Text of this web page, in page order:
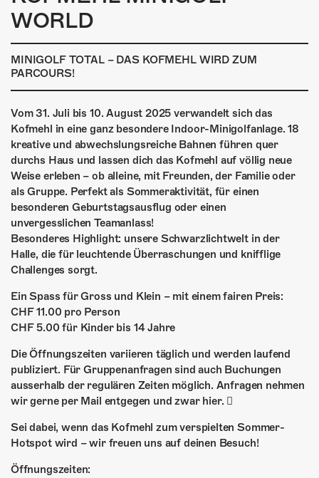
INFOS
KONTAKT
ÜBER UNS
GÖNNEREI
SHOP
MITMACHEN
WORLD
MINIGOLF TOTAL – DAS KOFMEHL WIRD ZUM
PARCOURS!
Vom 31. Juli bis 10. August 2025 verwandelt sich das
Kofmehl in eine ganz besondere Indoor-Minigolfanlage. 18
kreative und abwechslungsreiche Bahnen führen quer
durchs Haus und lassen dich das Kofmehl auf völlig neue
Weise erleben – ob alleine, mit Freunden, der Familie oder
als Gruppe. Perfekt als Sommeraktivität, für einen
besonderen Geburtstagsausflug oder einen
unvergesslichen Teamanlass!
Besonderes Highlight: unsere Schwarzlichtwelt in der
Halle, die für leuchtende Überraschungen und knifflige
Challenges sorgt.
Ein Spass für Gross und Klein – mit einem fairen Preis:
CHF 11.00 pro Person
CHF 5.00 für Kinder bis 14 Jahre
Die Öffnungszeiten variieren täglich und werden laufend
publiziert. Für Gruppenanfragen sind auch Buchungen
ausserhalb der regulären Zeiten möglich. Anfragen nehmen
wir gerne per Mail entgegen und zwar hier.
Sei dabei, wenn das Kofmehl zum verspielten Sommer-
Hotspot wird – wir freuen uns auf deinen Besuch!
Öffnungszeiten: